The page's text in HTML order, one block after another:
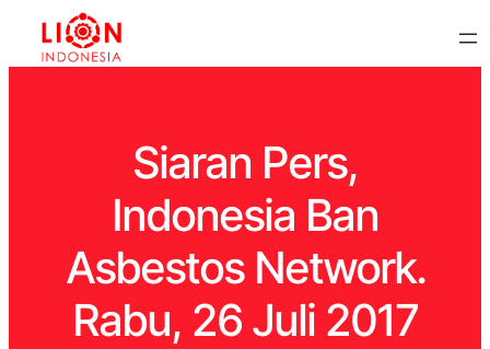
Siaran Pers,
Indonesia Ban
Asbestos Network.
Rabu, 26 Juli 2017